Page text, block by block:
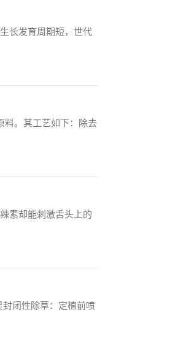
长发育周期短，世代
料。其工艺如下：除去
素却能刺激舌头上的
封闭性除草：定植前喷